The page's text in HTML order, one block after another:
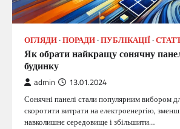
ОГЛЯДИ ПОРАДИ ПУБЛІКАЦІЇ
Як обрати найкращу сонячну
будинку
admin 13.01.2024
Сонячні панелі стали популярним вибором
скоротити витрати на електроенергію,
навколишнє середовище і збільшити…